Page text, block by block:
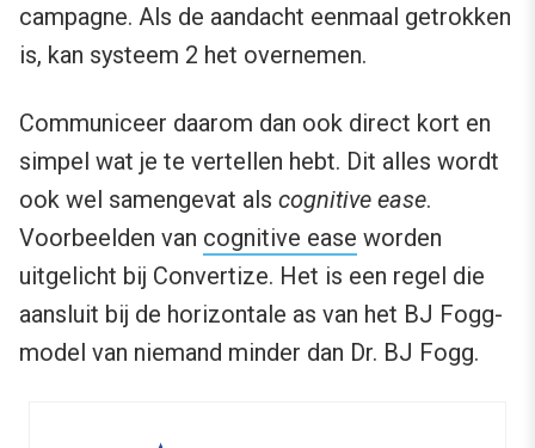
campagne. Als de aandacht eenmaal getrokken
is, kan systeem 2 het overnemen.
Communiceer daarom dan ook direct kort en
simpel wat je te vertellen hebt. Dit alles wordt
ook wel samengevat als cognitive ease.
Voorbeelden van cognitive ease worden
uitgelicht bij Convertize. Het is een regel die
aansluit bij de horizontale as van het BJ Fogg-
model van niemand minder dan Dr. BJ Fogg.